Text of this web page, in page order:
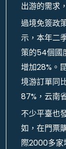
出游的需求
過境免簽政
示，本年二
策的54個國
增加28%。
境游訂單同
87%，云南
不少平臺也
如，在門票
際2000多家